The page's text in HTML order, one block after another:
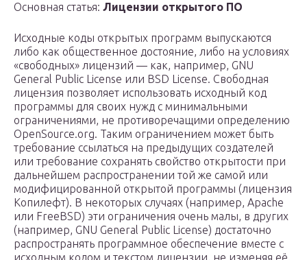
Основная статья: Лицензии открытого ПО
Исходные коды открытых программ выпускаются
либо как общественное достояние, либо на условиях
«свободных» лицензий — как, например, GNU
General Public License или BSD License. Свободная
лицензия позволяет использовать исходный код
программы для своих нужд с минимальными
ограничениями, не противоречащими определению
OpenSource.org. Таким ограничением может быть
требование ссылаться на предыдущих создателей
или требование сохранять свойство открытости при
дальнейшем распространении той же самой или
модифицированной открытой программы (лицензия
Копилефт). В некоторых случаях (например, Apache
или FreeBSD) эти ограничения очень малы, в других
(например, GNU General Public License) достаточно
распространять программное обеспечение вместе с
исходным кодом и текстом лицензии, не изменяя её.